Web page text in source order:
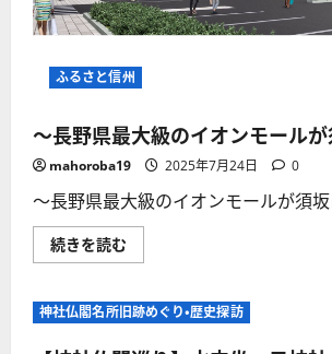
く
延
喜
内
社
式
と
信
に
つ
い
ら
読
む
ふるさと信州
～長野県最大級のイオンモール
mahoroba19 2025年7月24日 0
～長野県最大級のイオンモールが須
続きを読む
長
最
大
神社仏閣名所旧跡めぐり・歴史探訪